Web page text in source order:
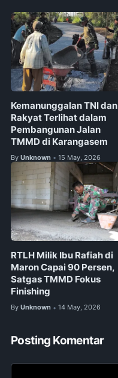
Kemanunggalan TNI dan
Rakyat Terlihat dalam
Pembangunan Jalan
TMMD di Karangasem
By Unknown • 15 May, 2026
RTLH Milik Ibu Rafiah di
Maron Capai 90 Persen,
Satgas TMMD Fokus
Finishing
By Unknown • 14 May, 2026
Posting Komentar